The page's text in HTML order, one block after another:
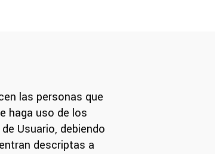
las personas que
haga uso de los
Usuario, debiendo
descriptas a